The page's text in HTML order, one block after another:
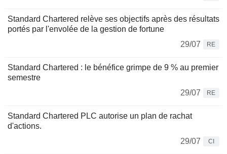
Standard Chartered relève ses objectifs après des résultats
portés par l'envolée de la gestion de fortune
29/07
RE
Standard Chartered : le bénéfice grimpe de 9 % au premier
semestre
29/07
RE
Standard Chartered PLC autorise un plan de rachat
d'actions.
29/07
CI